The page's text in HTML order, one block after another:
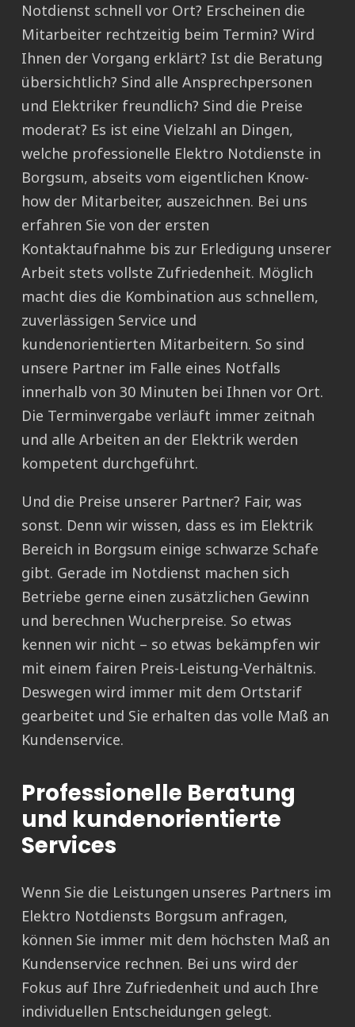
Notdienst schnell vor Ort? Erscheinen die
Mitarbeiter rechtzeitig beim Termin? Wird
Ihnen der Vorgang erklärt? Ist die Beratung
übersichtlich? Sind alle Ansprechpersonen
und Elektriker freundlich? Sind die Preise
moderat? Es ist eine Vielzahl an Dingen,
welche professionelle Elektro Notdienste in
Borgsum, abseits vom eigentlichen Know-
how der Mitarbeiter, auszeichnen. Bei uns
erfahren Sie von der ersten
Kontaktaufnahme bis zur Erledigung unserer
Arbeit stets vollste Zufriedenheit. Möglich
macht dies die Kombination aus schnellem,
zuverlässigen Service und
kundenorientierten Mitarbeitern. So sind
unsere Partner im Falle eines Notfalls
innerhalb von 30 Minuten bei Ihnen vor Ort.
Die Terminvergabe verläuft immer zeitnah
und alle Arbeiten an der Elektrik werden
kompetent durchgeführt.
Und die Preise unserer Partner? Fair, was
sonst. Denn wir wissen, dass es im Elektrik
Bereich in Borgsum einige schwarze Schafe
gibt. Gerade im Notdienst machen sich
Betriebe gerne einen zusätzlichen Gewinn
und berechnen Wucherpreise. So etwas
kennen wir nicht – so etwas bekämpfen wir
mit einem fairen Preis-Leistung-Verhältnis.
Deswegen wird immer mit dem Ortstarif
gearbeitet und Sie erhalten das volle Maß an
Kundenservice.
Professionelle Beratung
und kundenorientierte
Services
Wenn Sie die Leistungen unseres Partners im
Elektro Notdiensts Borgsum anfragen,
können Sie immer mit dem höchsten Maß an
Kundenservice rechnen. Bei uns wird der
Fokus auf Ihre Zufriedenheit und auch Ihre
individuellen Entscheidungen gelegt.